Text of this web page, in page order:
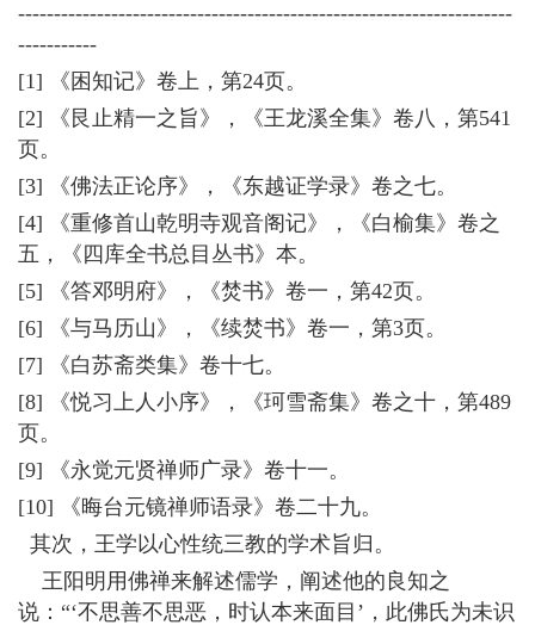
---------------------------------------------------------------------
-----------
[1] 《困知记》卷上，第24页。
[2] 《艮止精一之旨》，《王龙溪全集》卷八，第541
页。
[3] 《佛法正论序》，《东越证学录》卷之七。
[4] 《重修首山乾明寺观音阁记》，《白榆集》卷之
五，《四库全书总目丛书》本。
[5] 《答邓明府》，《焚书》卷一，第42页。
[6] 《与马历山》，《续焚书》卷一，第3页。
[7] 《白苏斋类集》卷十七。
[8] 《悦习上人小序》，《珂雪斋集》卷之十，第489
页。
[9] 《永觉元贤禅师广录》卷十一。
[10] 《晦台元镜禅师语录》卷二十九。
其次，王学以心性统三教的学术旨归。
王阳明用佛禅来解述儒学，阐述他的良知之
说：“‘不思善不思恶，时认本来面目’，此佛氏为未识